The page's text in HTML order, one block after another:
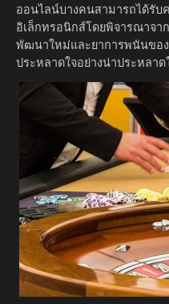
ออนไลน์บางคนสามารถได้รับ
อิเล็กทรอนิกส์โดยพิจารณาจา
พัฒนาใหม่และยาการพนันของ
ประหลาดใจอย่างน่าประหลาด